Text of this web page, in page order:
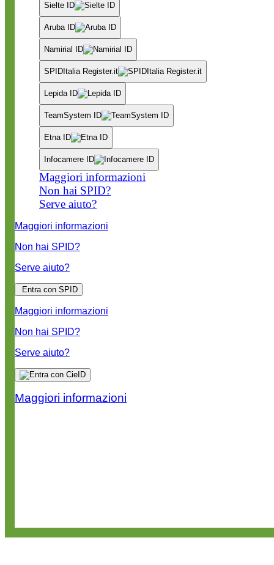
Sielte ID
Aruba ID
Namirial ID
SPIDItalia Register.it
Lepida ID
TeamSystem ID
Etna ID
Infocamere ID
Maggiori informazioni
Non hai SPID?
Serve aiuto?
Maggiori informazioni
Non hai SPID?
Serve aiuto?
Entra con SPID
Maggiori informazioni
Non hai SPID?
Serve aiuto?
Maggiori informazioni